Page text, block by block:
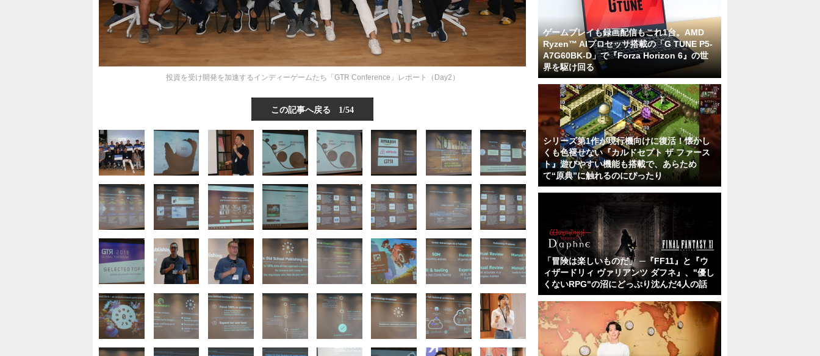
投資を受け開発を加速するインディーゲームたち「GTR Conference」レポート（Day2）
この記事へ戻る 1/54
ゲームプレイも録画配信もこれ1台。AMD
Ryzen™ AIプロセッサ搭載の「G TUNE P5-
A7G60BK-D」で『Forza Horizon 6』の世
界を駆け回る
シリーズ第1作が現行機向けに復活！懐かし
くも色褪せない『カルドセプト ザ ファース
ト』遊びやすい機能も搭載で、あらため
て“原典”に触れるのにぴったり
「冒険は楽しいものだ」 ─『FF11』と『ウ
ィザードリィ ヴァリアンツ ダフネ』、"優し
くないRPG"の沼にどっぷり沈んだ4人の話